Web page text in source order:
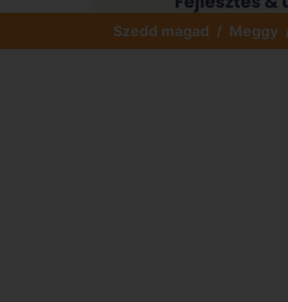
Szedd magad Meggy